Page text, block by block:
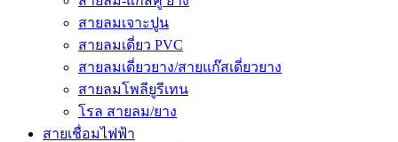
สายลมเจาะปูน
สายลมเดี่ยว PVC
สายลมเดี่ยวยาง/สายแก๊สเดี่ยวยาง
สายลมโพลียูรีเทน
โรล สายลม/ยาง
สายเชื่อมไฟฟ้า